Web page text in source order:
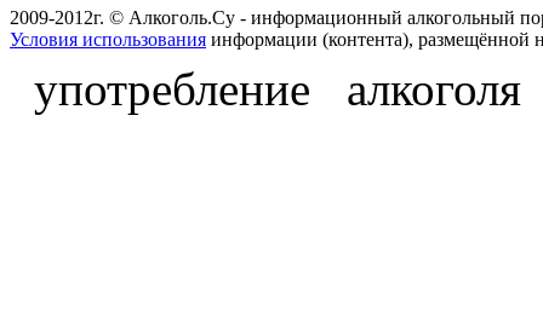
2009-2012г. © Алкоголь.Су - информационный алкогольный
Условия использования информации (контента), размещённой
употребление